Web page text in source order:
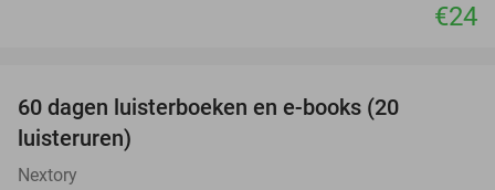
€24
60 dagen luisterboeken en e-books (20
luisteruren)
Nextory